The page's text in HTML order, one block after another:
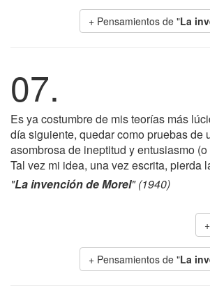
+ Pensamientos de "La
07.
Es ya costumbre de mis teorías más
día siguiente, quedar como pruebas de
asombrosa de ineptitud y entusiasmo
Tal vez mi idea, una vez escrita, pierda
"La invención de Morel" (1940)
+ Pensamientos de "La